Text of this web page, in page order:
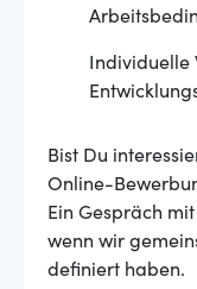
Bist Du
Online-
Ein Gespräch
wenn wir
definiert haben.